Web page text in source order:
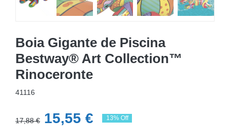
Boia Gigante de Piscina
Bestway® Art Collection™
Rinoceronte
41116
17,88€ O
15,55 €O 13% Off